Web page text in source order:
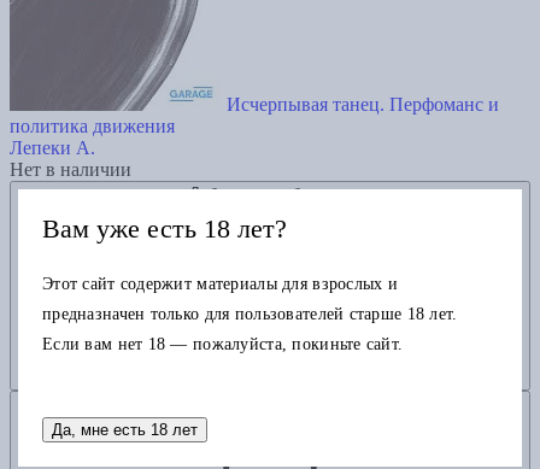
Исчерпывая танец. Перфоманс и
политика движения
Лепеки А.
Нет в наличии
Добавить в избранное
Вам уже есть 18 лет?
Этот сайт содержит материалы для взрослых и
предназначен только для пользователей старше 18 лет.
Если вам нет 18 — пожалуйста, покиньте сайт.
Да, мне есть 18 лет